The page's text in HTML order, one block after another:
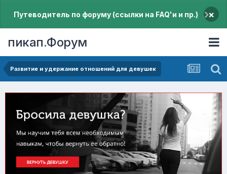
Путеводитель по форуму (ссылки на FAQ'и и пр.) ×
пикап.Форум
Pазвитие и удержание отношений для девушек